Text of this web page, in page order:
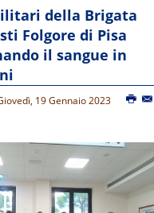
della Brigata
Folgore di Pisa
il sangue in
19 Gennaio 2023